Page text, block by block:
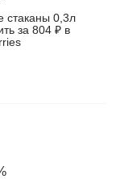
стаканы 0,3л
за 804 ₽ в